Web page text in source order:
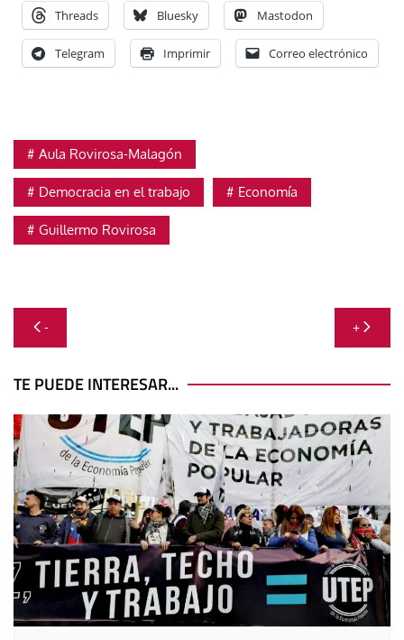
Threads Bluesky Mastodon
Telegram Imprimir Correo electrónico
Aula Rovirosa-Malagón
Democracia en el trabajo Economía
Guillermo Rovirosa
Navegación
de
entradas
- +
TE PUEDE INTERESAR...